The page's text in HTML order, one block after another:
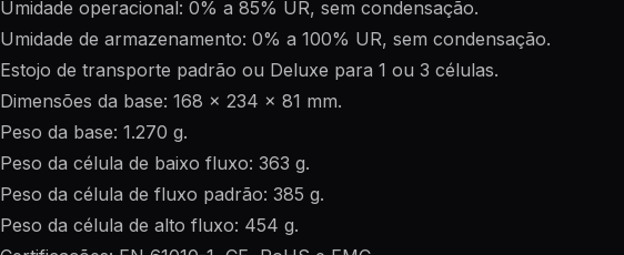
Umidade operacional: 0% a 85% UR, sem condensação.
Umidade de armazenamento: 0% a 100% UR, sem condensação.
Estojo de transporte padrão ou Deluxe para 1 ou 3 células.
Dimensões da base: 168 x 234 x 81 mm.
Peso da base: 1.270 g.
Peso da célula de baixo fluxo: 363 g.
Peso da célula de fluxo padrão: 385 g.
Peso da célula de alto fluxo: 454 g.